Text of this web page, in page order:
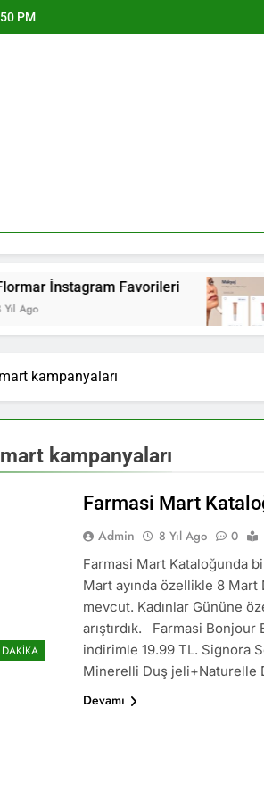
PM
İnstagram Favorileri
kampanyaları
kampanyaları
Farmasi Mart
Admin 8 Yıl Ago 0
Farmasi Mart Kataloğunda
Mart ayında özellikle 8 Mart
mevcut. Kadınlar Gününe
arıştırdık. Farmasi
indirimle 19.99 TL. Signora
Minerelli Duş jeli+Naturelle
Devamı